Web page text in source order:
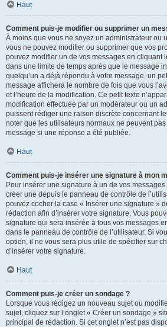
Haut
Comment puis-je modifier ou supprimer un
À moins que vous ne soyez un administrateur ou
vous ne pouvez modifier ou supprimer que vos
pouvez modifier un de vos messages en cliquant
dans une limite de temps après que le message
quelqu’un a déjà répondu à votre message, un
message affichera le nombre de fois que vous
et l’heure de la modification. Ce petit texte
modification effectuée par un modérateur ou un
puissent rédiger une raison discrète concernant
noter que les utilisateurs normaux ne peuvent
message si une réponse a été publiée.
Haut
Comment puis-je insérer une signature à mon
Pour insérer une signature à un de vos
créer une depuis le panneau de contrôle de
pouvez cocher la case « Insérer une signature »
rédaction afin d’insérer votre signature. Vous
signature qui sera insérée à tous vos messages
dans le panneau de contrôle de l’utilisateur. Si
option, il ne vous sera plus utile de spécifier sur
d’insérer votre signature.
Haut
Comment puis-je créer un sondage ?
Lorsque vous rédigez un nouveau sujet ou
sujet, cliquez sur l’onglet « Créer un sondage »
principal de rédaction. Si cet onglet n’est pas